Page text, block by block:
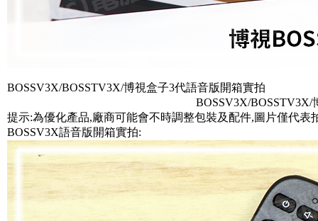
BOSSV3X/BOSSTV3X/博視盒子3代語音版開箱實拍
BOSSV3X/BOSSTV3X/
提示:為優化產品,廠商可能會不時調整包裝及配件,圖片僅代表
BOSSV3X語音版開箱實拍: